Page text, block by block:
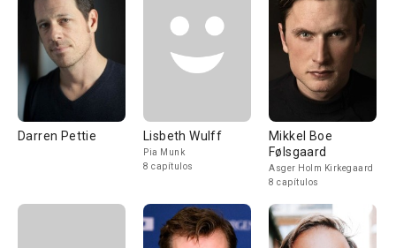
Darren Pettie Lisbeth Wulff
Pia Munk
8 capítulos
Mikkel Boe
Følsgaard
Asger Holm Kirkegaard
8 capítulos